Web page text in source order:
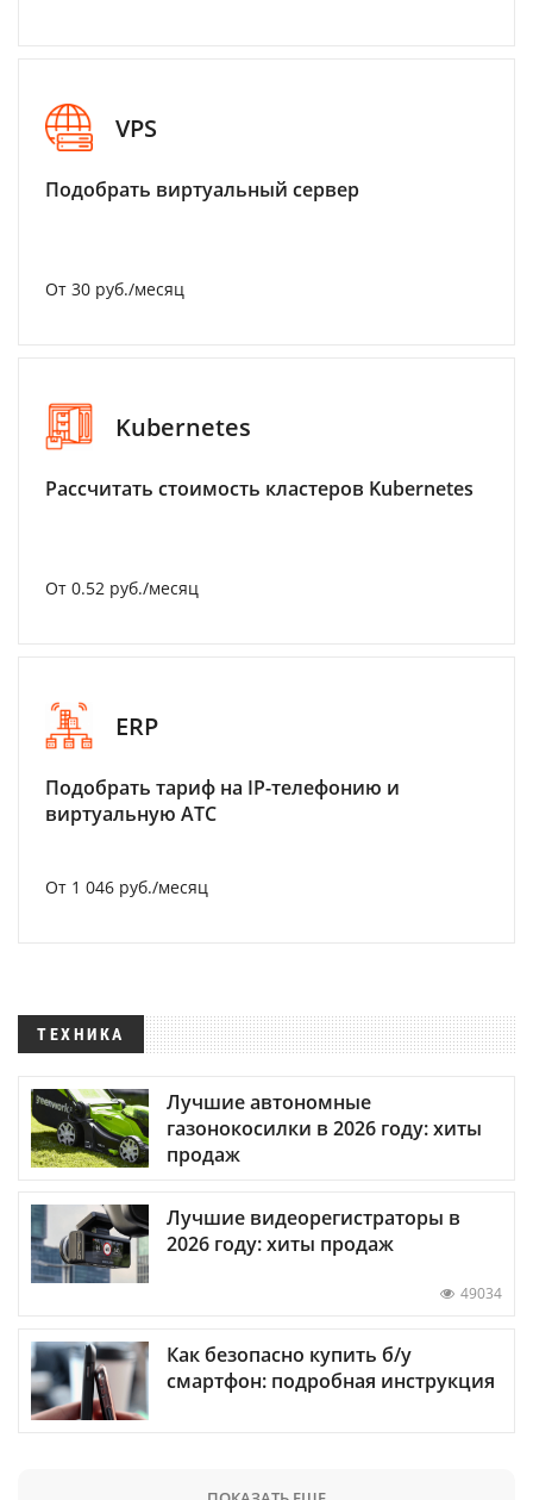
VPS
Подобрать виртуальный сервер
От 30 руб./месяц
Kubernetes
Рассчитать стоимость кластеров Kubernetes
От 0.52 руб./месяц
ERP
Подобрать тариф на IP-телефонию и
виртуальную АТС
От 1 046 руб./месяц
ТЕХНИКА
Лучшие автономные
газонокосилки в 2026 году: хиты
продаж
Лучшие видеорегистраторы в
2026 году: хиты продаж
49034
Как безопасно купить б/у
смартфон: подробная инструкция